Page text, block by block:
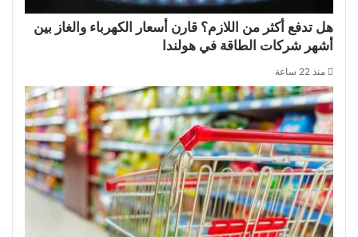
هل تدفع أكثر من اللازم؟ قارن أسعار الكهرباء والغاز بين
أشهر شركات الطاقة في هولندا
منذ 22 ساعة